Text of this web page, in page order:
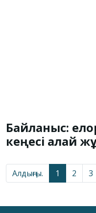
Байланыс:
кеңесі қалай
Алдыңғы. 1 2 3